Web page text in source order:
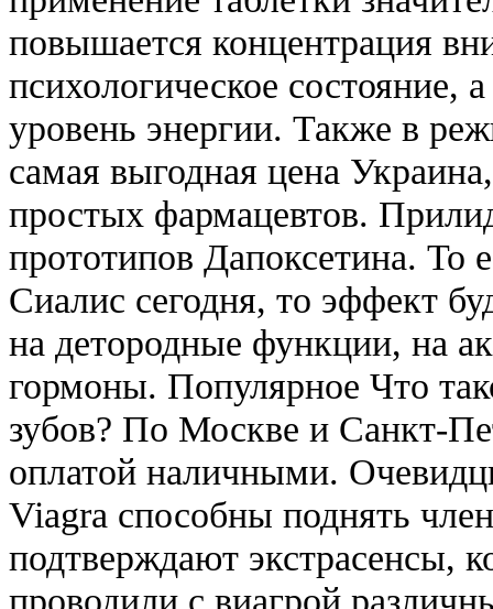
повышается концентрация
психологическое состояние,
уровень энергии. Также в
самая выгодная цена
простых фармацевтов.
прототипов Дапоксетина. То
Сиалис сегодня, то эффект
на детородные функции, на
гормоны. Популярное Что
зубов? По Москве и Санкт-
оплатой наличными.
Viagra способны поднять
подтверждают экстрасенсы,
проводили с виагрой